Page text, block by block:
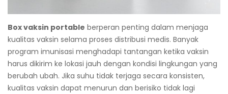
Box vaksin portable berperan penting dalam menjaga
kualitas vaksin selama proses distribusi medis. Banyak
program imunisasi menghadapi tantangan ketika vaksin
harus dikirim ke lokasi jauh dengan kondisi lingkungan yang
berubah ubah. Jika suhu tidak terjaga secara konsisten,
kualitas vaksin dapat menurun dan berisiko tidak lagi